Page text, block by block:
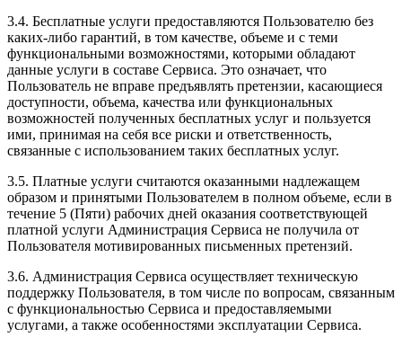
3.4. Бесплатные услуги предоставляются Пользователю без
каких-либо гарантий, в том качестве, объеме и с теми
функциональными возможностями, которыми обладают
данные услуги в составе Сервиса. Это означает, что
Пользователь не вправе предъявлять претензии, касающиеся
доступности, объема, качества или функциональных
возможностей полученных бесплатных услуг и пользуется
ими, принимая на себя все риски и ответственность,
связанные с использованием таких бесплатных услуг.
3.5. Платные услуги считаются оказанными надлежащем
образом и принятыми Пользователем в полном объеме, если в
течение 5 (Пяти) рабочих дней оказания соответствующей
платной услуги Администрация Сервиса не получила от
Пользователя мотивированных письменных претензий.
3.6. Администрация Сервиса осуществляет техническую
поддержку Пользователя, в том числе по вопросам, связанным
с функциональностью Сервиса и предоставляемыми
услугами, а также особенностями эксплуатации Сервиса.